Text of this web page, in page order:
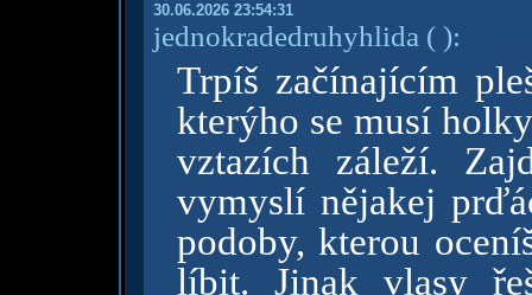
30.06.2026 23:54:31
jednokradedruhyhlida ( ):
Trpíš začínajícím
kterýho se musí
vztazích záleží.
vymyslí nějakej
podoby, kterou
líbit. Jinak vlasy